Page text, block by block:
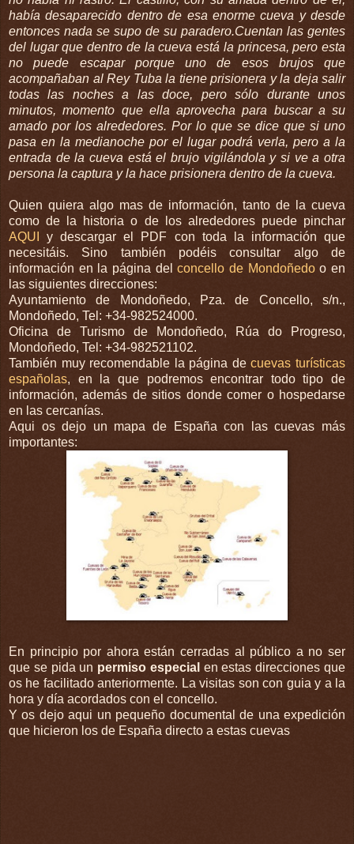
había desaparecido dentro de esa enorme cueva y desde
entonces nada se supo de su paradero.Cuentan las gentes
del lugar que dentro de la cueva está la princesa, pero esta
no puede escapar porque uno de esos brujos que
acompañaban al Rey Tuba la tiene prisionera y la deja salir
todas las noches a las doce, pero sólo durante unos
minutos, momento que ella aprovecha para buscar a su
amado por los alrededores. Por lo que se dice que si uno
pasa en la medianoche por el lugar podrá verla, pero a la
entrada de la cueva está el brujo vigilándola y si ve a otra
persona la captura y la hace prisionera dentro de la cueva.
Quien quiera algo mas de información, tanto de la cueva
como de la historia o de los alrededores puede pinchar
AQUI
y descargar el PDF con toda la información que
necesitáis. Sino también podéis consultar algo de
información en la página delconcello de Mondoñedoo en
las siguientes direcciones:
Ayuntamiento de
Mondoñedo, Pza. de Concello, s/n.,
Mondoñedo, Tel : +34-982524000.
Oficina de Turismo de
Mondoñedo, Rúa do Progreso,
Mondoñedo, Tel : +34-982521102.
También muy recomendable la página decuevas turísticas
españolas, en la que podremos encontrar todo tipo de
información, además de sitios donde comer o hospedarse
en las cercanías.
Aqui os dejo un mapa de España con las cuevas más
importantes:
En principio por ahora están cerradas al público a no ser
que se pida un permiso especial en estasdirecciones que
os he facilitado anteriormente. La visitas son con guia y a la
hora y día acordados con el concello.
Y os dejo aqui un pequeño documental de una expedición
que hicieron los de España directo a estas cuevas